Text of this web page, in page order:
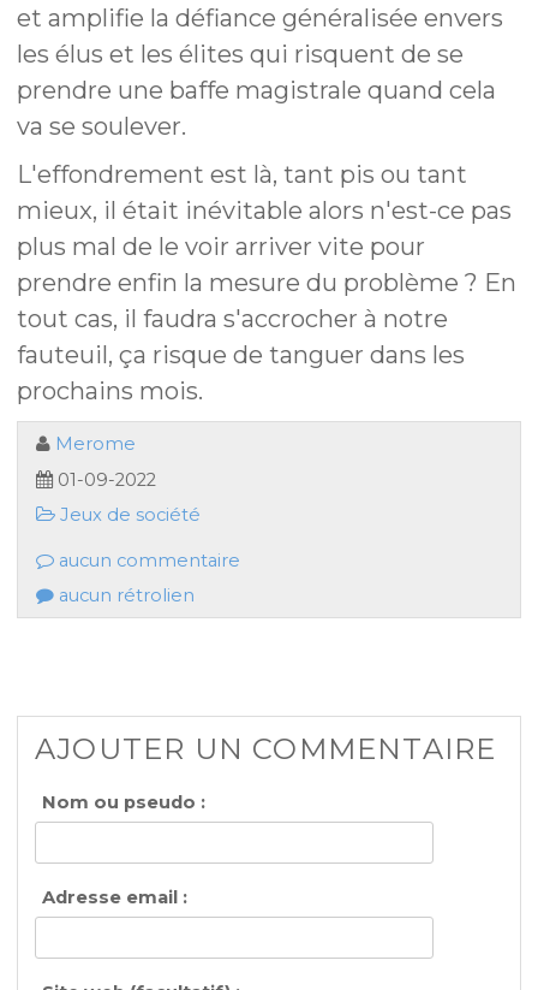
et amplifie la défiance généralisée envers
les élus et les élites qui risquent de se
prendre une baffe magistrale quand cela
va se soulever.
L'effondrement est là, tant pis ou tant
mieux, il était inévitable alors n'est-ce pas
plus mal de le voir arriver vite pour
prendre enfin la mesure du problème ? En
tout cas, il faudra s'accrocher à notre
fauteuil, ça risque de tanguer dans les
prochains mois.
Merome
01-09-2022
Jeux de société
aucun commentaire
aucun rétrolien
AJOUTER UN COMMENTAIRE
Nom ou pseudo :
Adresse email :